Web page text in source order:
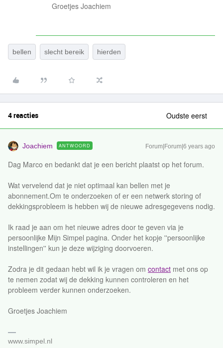
Groetjes Joachiem
bellen slecht bereik hierden
4 reacties Oudste eerst
Joachiem ANTWOORD Forum|Forum|6 years ago
Dag Marco en bedankt dat je een bericht plaatst op het forum.
Wat vervelend dat je niet optimaal kan bellen met je
abonnement.Om te onderzoeken of er een netwerk storing of
dekkingsprobleem is hebben wij de nieuwe adresgegevens nodig.
Ik raad je aan om het nieuwe adres door te geven via je
persoonlijke Mijn Simpel pagina. Onder het kopje ''persoonlijke
instellingen'' kun je deze wijziging doorvoeren.
Zodra je dit gedaan hebt wil ik je vragen om contact met ons op
te nemen zodat wij de dekking kunnen controleren en het
probleem verder kunnen onderzoeken.
Groetjes Joachiem
www.simpel.nl